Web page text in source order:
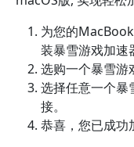
为您的
装暴雪游戏加速
选购一个暴雪游
选择任意一个暴
接。
恭喜，您已成功